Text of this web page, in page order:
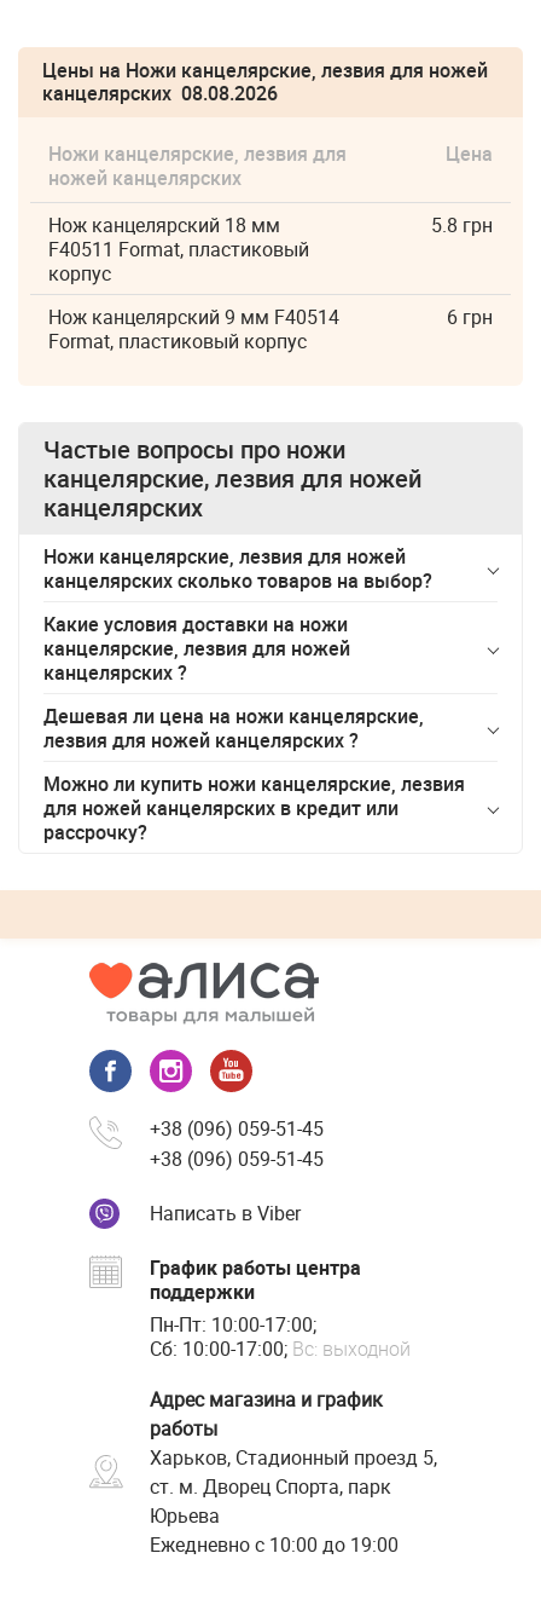
Цены на Ножи канцелярские, лезвия для ножей
канцелярских 08.08.2026
Ножи канцелярские, лезвия для
ножей канцелярских
Цена
Нож канцелярский 18 мм
F40511 Format, пластиковый
корпус
5.8 грн
Нож канцелярский 9 мм F40514
Format, пластиковый корпус
6 грн
Частые вопросы про ножи
канцелярские, лезвия для ножей
канцелярских
Ножи канцелярские, лезвия для ножей
канцелярских сколько товаров на выбор?
Какие условия доставки на ножи
канцелярские, лезвия для ножей
канцелярских?
Дешевая ли цена на ножи канцелярские,
лезвия для ножей канцелярских?
Можно ли купить ножи канцелярские, лезвия
для ножей канцелярских в кредит или
рассрочку?
+38 (096) 059-51-45
+38 (096) 059-51-45
Написать в Viber
График работы центра
поддержки
Пн-Пт: 10:00-17:00;
Сб: 10:00-17:00; Вс: выходной
Адрес магазина и график
работы
Харьков, Стадионный проезд 5,
ст. м. Дворец Спорта, парк
Юрьева
Ежедневно с 10:00 до 19:00